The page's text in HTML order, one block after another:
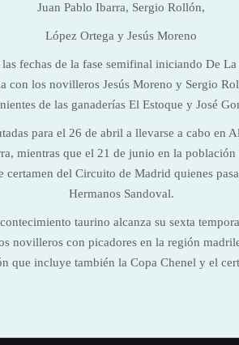
Juan Pablo Ibarra, Sergio Rollón,
López Ortega y Jesús Moreno
fechas de la fase semifinal iniciando De
con los novilleros Jesús Moreno y Sergio
de las ganaderías El Estoque y José
para el 26 de abril a llevarse a cabo en
mientras que el 21 de junio en la población
certamen del Circuito de Madrid quienes
Hermanos Sandoval.
taurino alcanza su sexta
novilleros con picadores en la región
que incluye también la Copa Chenel y el